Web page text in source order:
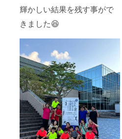
輝かしい結果を残す事がで
きました😆